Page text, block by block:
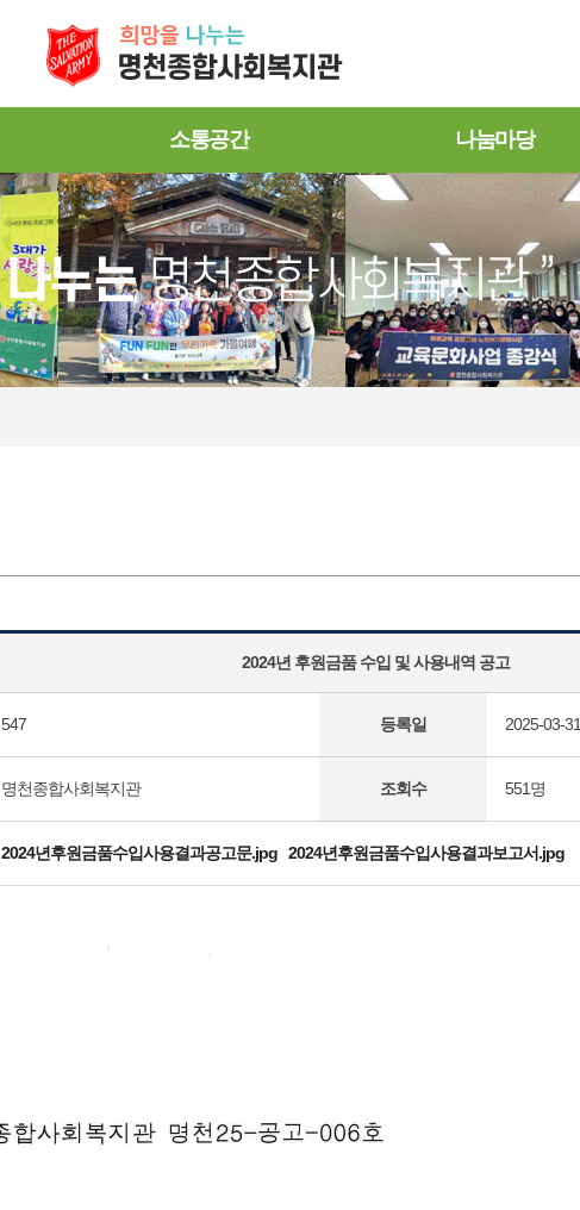
소통공간 나눔마당
2024년 후원금품 수입 및 사용내역 공고
547 등록일 2025-03-31
명천종합사회복지관 조회수 551명
2024년후원금품수입사용결과공고문.jpg 2024년후원금품수입사용결과보고서.jpg